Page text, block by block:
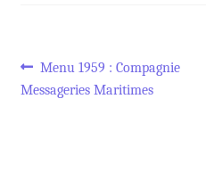
Navigation
Article
précédent :
Menu 1959 : Compagnie
Messageries Maritimes